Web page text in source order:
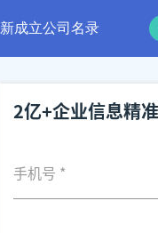
新成立公司名录
2亿+企业信息精
手机号 *